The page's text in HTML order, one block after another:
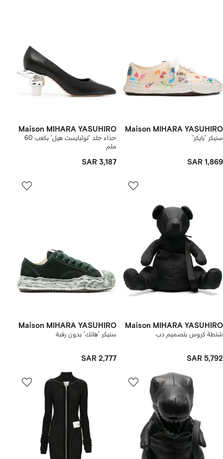
Maison MIHARA YASUHIRO
سنيكر 'بايكر'
SAR 1,869
Maison MIHARA YASUHIRO
حذاء جلد 'توثبايست هيل' بكعب 60
ملم
SAR 3,187
Maison MIHARA YASUHIRO
شنطة كروس بتصميم دب
SAR 5,792
Maison MIHARA YASUHIRO
سنيكر 'هانك' بدون رقبة
SAR 2,777